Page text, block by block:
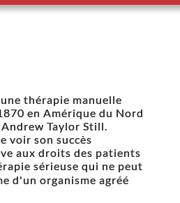
thérapie manuelle
en Amérique du Nord
Taylor Still.
voir son succès
aux droits des patients
sérieuse qui ne peut
d'un organisme agréé